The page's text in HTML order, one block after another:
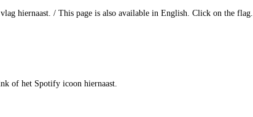
hiernaast. / This page is also available in English. Click on the flag.
of het Spotify icoon hiernaast.